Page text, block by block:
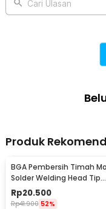
Cari Ulasan
Produk
BGA Pembersih Timah
Solder Welding Head Tip
Cleaning
Rp20.500
Rp41.900 52%